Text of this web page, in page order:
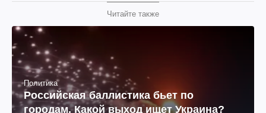
Читайте также
Политика
Российская баллистика бьет по
городам. Какой выход ищет Украина?